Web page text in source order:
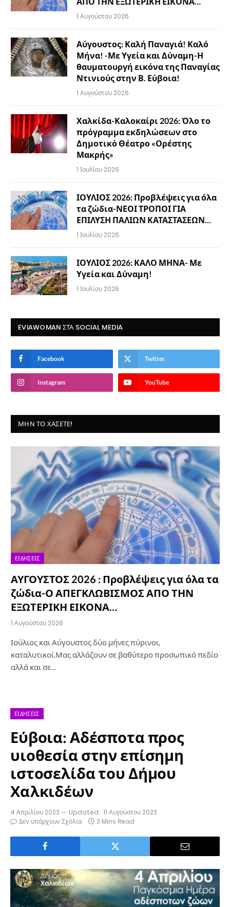
1 Αυγούστου 2026
Αύγουστος: Καλή Παναγιά! Καλό
Μήνα! -Με Υγεία και Δύναμη-Η
θαυματουργή εικόνα της Παναγίας
Ντινιούς στην Β. Εύβοια!
1 Αυγούστου 2026
Χαλκίδα-Καλοκαίρι 2026: Όλο το
πρόγραμμα εκδηλώσεων στο
Δημοτικό Θέατρο «Ορέστης
Μακρής»
1 Ιουλίου 2026
ΙΟΥΛΙΟΣ 2026: Προβλέψεις για όλα
τα ζώδια-ΝΕΟΙ ΤΡΟΠΟΙ ΓΙΑ
ΕΠΙΛΥΣΗ ΠΑΛΙΩΝ ΚΑΤΑΣΤΑΣΕΩΝ…
1 Ιουλίου 2026
ΙΟΥΛΙΟΣ 2026: ΚΑΛΟ ΜΗΝΑ- Με
Υγεία και Δύναμη!
1 Ιουλίου 2026
EVIAWOMAN ΣΤΑ SOCIAL MEDIA
Facebook Twitter
Instagram YouTube
ΜΗΝ ΤΟ ΧΆΣΕΤΕ!
ΕΙΔΉΣΕΙΣ
ΑΥΓΟΥΣΤΟΣ 2026 : Προβλέψεις για όλα τα
ζώδια-Ο ΑΠΕΓΚΛΩΒΙΣΜΟΣ ΑΠΟ ΤΗΝ
ΕΞΩΤΕΡΙΚΗ ΕΙΚΟΝΑ…
1 Αυγούστου 2026
Ιούλιος και Αύγουστος δύο μήνες πύρινοι,
καταλυτικοί.Μας αλλάζουν σε βαθύτερο προσωπικό πεδίο
αλλά και σε…
ΕΙΔΉΣΕΙΣ
Εύβοια: Αδέσποτα προς
υιοθεσία στην επίσημη
ιστοσελίδα του Δήμου
Χαλκιδέων
4 Απριλίου 2023 Updated: 11 Αυγούστου 2023
Δεν υπάρχουν Σχόλια
3 Mins Read